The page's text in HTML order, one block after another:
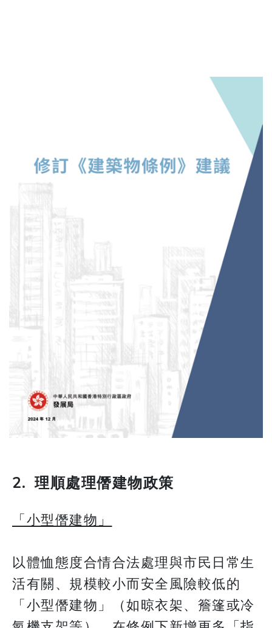
2. 理順處理僭建物政策
「小型僭建物」
以體恤態度合情合法處理與市民日常生
活有關、規模較小而安全風險較低的
「小型僭建物」（如晾衣架、簷篷或冷